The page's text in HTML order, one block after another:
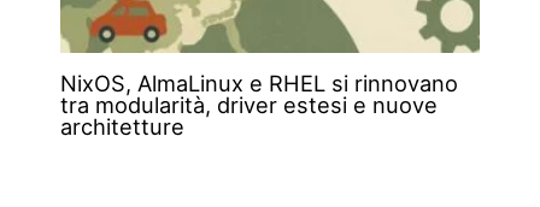
NixOS, AlmaLinux e RHEL si rinnovano
tra modularità, driver estesi e nuove
architetture